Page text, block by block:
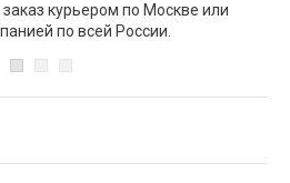
курьером по Москве или
по всей России.